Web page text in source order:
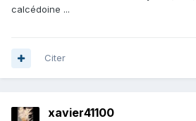
calcédoine ...
Citer
xavier41100